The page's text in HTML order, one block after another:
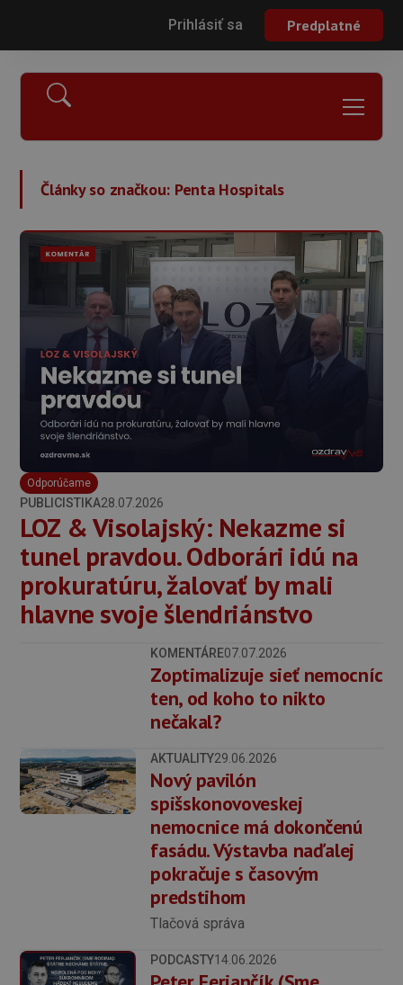
Prihlásiť sa Predplatné
Články so značkou: Penta Hospitals
Odporúčame
PUBLICISTIKA28.07.2026
LOZ & Visolajský: Nekazme si
tunel pravdou. Odborári idú na
prokuratúru, žalovať by mali
hlavne svoje šlendriánstvo
KOMENTÁRE07.07.2026
Zoptimalizuje sieť nemocníc
ten, od koho to nikto
nečakal?
AKTUALITY29.06.2026
Nový pavilón
spišskonovoveskej
nemocnice má dokončenú
fasádu. Výstavba naďalej
pokračuje s časovým
predstihom
Tlačová správa
PODCASTY14.06.2026